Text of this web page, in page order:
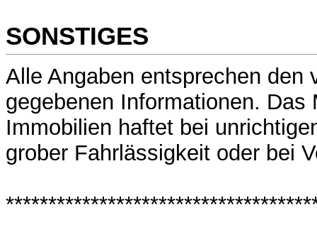
SONSTIGES
Alle Angaben entsprechen den
gegebenen Informationen. Das
Immobilien haftet bei
grober Fahrlässigkeit oder bei